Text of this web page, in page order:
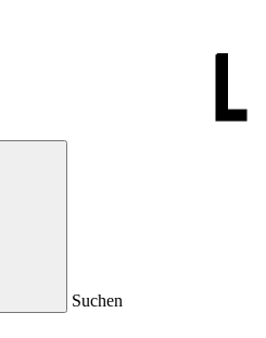
Suchen